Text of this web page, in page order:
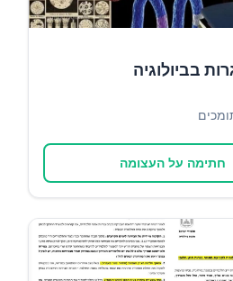
בביולוגיה
חתימה על העצומה